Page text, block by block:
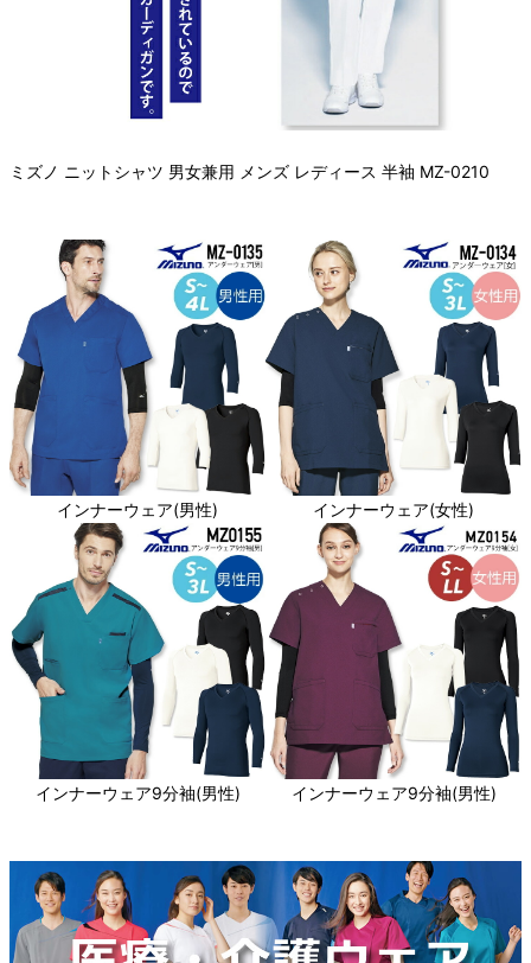
ミズノ ニットシャツ 男女兼用 メンズ レディース 半袖 MZ-0210
インナーウェア(男性) インナーウェア(女性)
インナーウェア9分袖(男性) インナーウェア9分袖(男性)